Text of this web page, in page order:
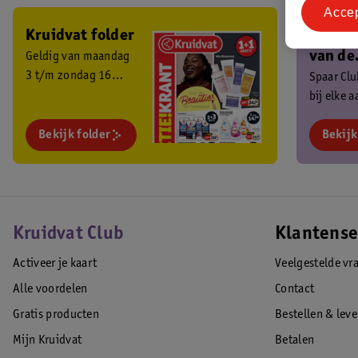
Kruidvat folder
Geldig van maandag
3 t/m zondag 16
Bekijk folder
Ben
van de
Club?
Spaar
bij elke
Kruidvat Club
Activeer je kaart
Alle voordelen
Gratis producten
Mijn Kruidvat
Veelgestelde
Contact
Bestellen &
Betalen